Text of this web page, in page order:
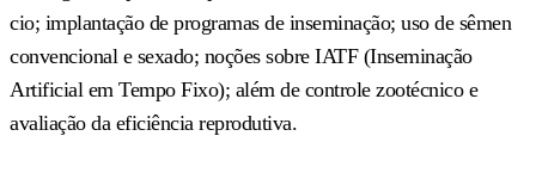
cio; implantação de programas de inseminação; uso de sêmen
convencional e sexado; noções sobre IATF (Inseminação
Artificial em Tempo Fixo); além de controle zootécnico e
avaliação da eficiência reprodutiva.